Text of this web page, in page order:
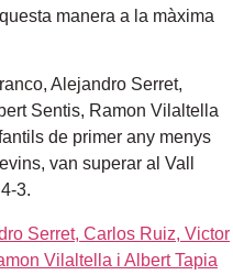
manera a la màxima
Alejandro Serret,
Sentis, Ramon Vilaltella
de primer any menys
van superar al Vall
3.